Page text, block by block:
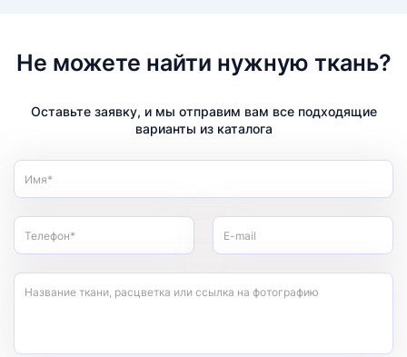
Не можете найти нужную ткань?
Оставьте заявку, и мы отправим вам все подходящие
варианты из каталога
Имя*
Телефон* E-mail
Название ткани, расцветка или ссылка на фотографию